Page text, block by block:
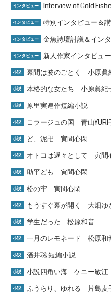
インタビュー Interview of Gold
インタビュー 特別インタビュー＆
インタビュー 金魚詩壇討議＆イン
インタビュー 新人作家インタビュー
小説 幕間は波のごとく 小原眞
小説 本格的な女たち 小原眞紀
小説 原里実連作短編小説
小説 コラージュの国 青山YURI
小説 ど、泥卍 寅間心閑
小説 オトコは遅々として 寅間
小説 助平ども 寅間心閑
小説 松の牢 寅間心閑
小説 もうすぐ幕が開く 大畑ゆ
小説 学生だった 松原和音
小説 一月のレモネード 松原和
小説 酒井聡 短編小説
小説 小説四角い海 ケニー敏江
小説 ふうらり、ゆれる 片島麦